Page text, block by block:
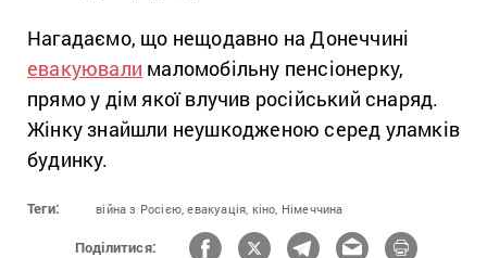
Нагадаємо, що нещодавно на Донеччині
евакуювали маломобільну пенсіонерку,
прямо у дім якої влучив російський снаряд.
Жінку знайшли неушкодженою серед уламків
будинку.
Теги: війна з Росією, евакуація, кіно, Німеччина
Поділитися: